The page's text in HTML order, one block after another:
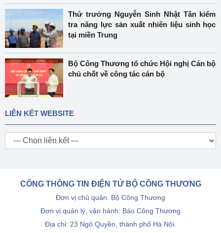
Thứ trưởng Nguyễn Sinh Nhật Tân kiểm
tra năng lực sản xuất nhiên liệu sinh học
tại miền Trung
Bộ Công Thương tổ chức Hội nghị Cán bộ
chủ chốt về công tác cán bộ
LIÊN KẾT WEBSITE
CỔNG THÔNG TIN ĐIỆN TỬ BỘ CÔNG THƯƠNG
Đơn vị chủ quản: Bộ Công Thương
Đơn vị quản lý, vận hành: Báo Công Thương
Địa chỉ: 23 Ngô Quyền, thành phố Hà Nội.